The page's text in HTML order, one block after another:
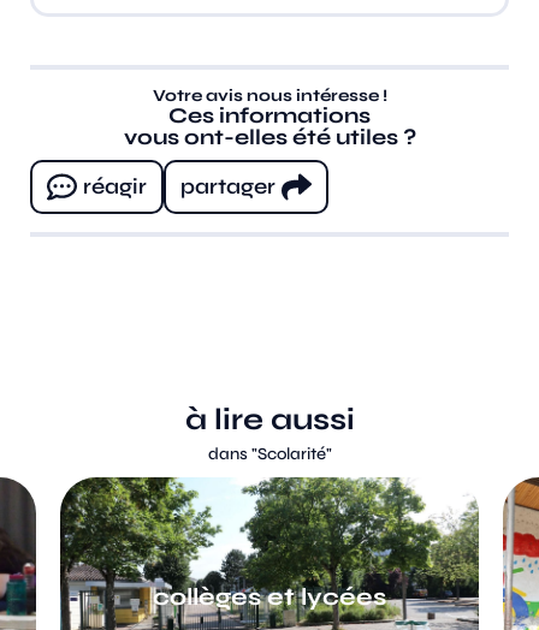
Votre avis nous intéresse !
Ces informations
vous ont-elles été utiles ?
réagir
partager
à lire aussi
dans "Scolarité"
collèges et lycées